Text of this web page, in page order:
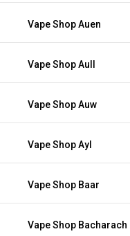
Vape Shop Auen
Vape Shop Aull
Vape Shop Auw
Vape Shop Ayl
Vape Shop Baar
Vape Shop Bacharach